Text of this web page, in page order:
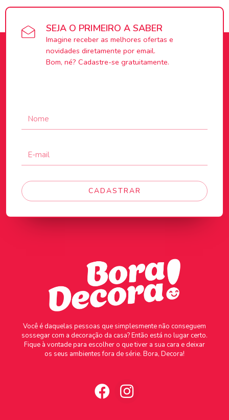
SEJA O PRIMEIRO A SABER
Imagine receber as melhores ofertas e
novidades diretamente por email.
Bom, né? Cadastre-se gratuitamente.
CADASTRAR
Você é daquelas pessoas que simplesmente não conseguem
sossegar com a decoração da casa? Então está no lugar certo.
Fique à vontade para escolher o que tiver a sua cara e deixar
os seus ambientes fora de série. Bora, Decora!